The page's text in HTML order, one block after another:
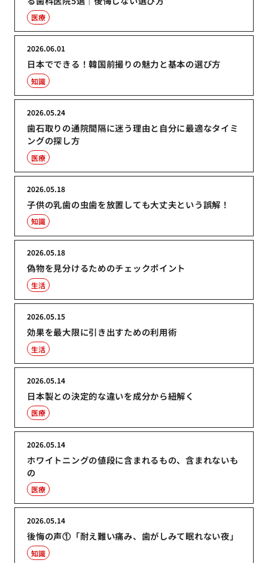
医療
日本でできる！韓国前撮りの魅力と基本の選び方
2026.06.01
知識
歯石取りの通院間隔に迷う理由と自分に最適なタイミ
ングの探し方
2026.05.24
医療
子供の乳歯の虫歯を放置しても大丈夫という誤解！
2026.05.18
知識
偽物を見分けるためのチェックポイント
2026.05.18
生活
効果を最大限に引き出すための利用術
2026.05.15
生活
日本製との決定的な違いを成分から紐解く
2026.05.14
医療
ホワイトニングの値段に含まれるもの、含まれないも
の
2026.05.14
医療
後悔の声①「耐え難い痛み、歯がしみて眠れない夜」
2026.05.14
知識